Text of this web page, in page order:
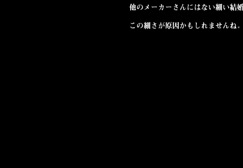
他のメーカーさんにはない細い結
この細さが原因かもしれませんね。